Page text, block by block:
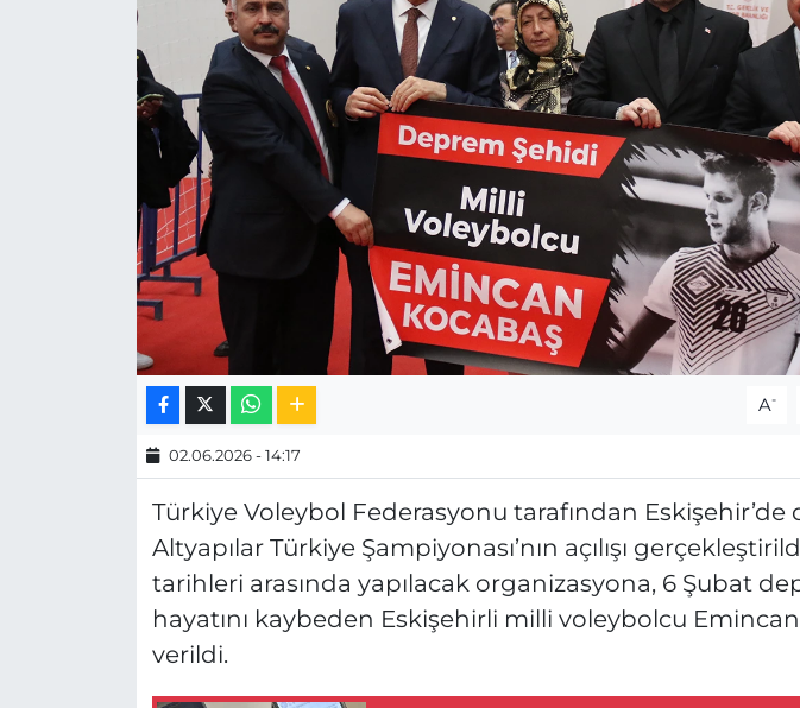
A-
02.06.2026 - 14:17
Türkiye Voleybol Federasyonu tarafından Eskişehir’de
Altyapılar Türkiye Şampiyonası’nın açılışı
tarihleri arasında yapılacak organizasyona, 6 Şubat
hayatını kaybeden Eskişehirli milli voleybolcu Emincan
verildi.
MAGAZİN
ESKİŞEHİRSPOR